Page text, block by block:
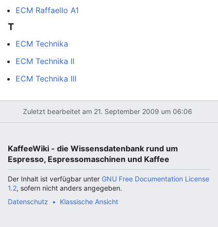
ECM Raffaello A1
T
ECM Technika
ECM Technika II
ECM Technika III
Zuletzt bearbeitet am 21. September 2009 um 06:06
KaffeeWiki - die Wissensdatenbank rund um
Espresso, Espressomaschinen und Kaffee
Der Inhalt ist verfügbar unter GNU Free Documentation License
1.2, sofern nicht anders angegeben.
Datenschutz
Klassische Ansicht